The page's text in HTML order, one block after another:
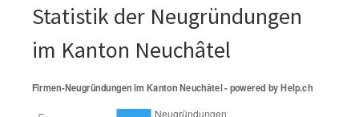
Statistik der Neugründungen
im Kanton Neuchâtel